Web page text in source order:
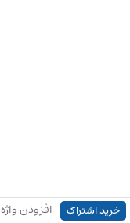
خرید اشتراک افزودن واژه